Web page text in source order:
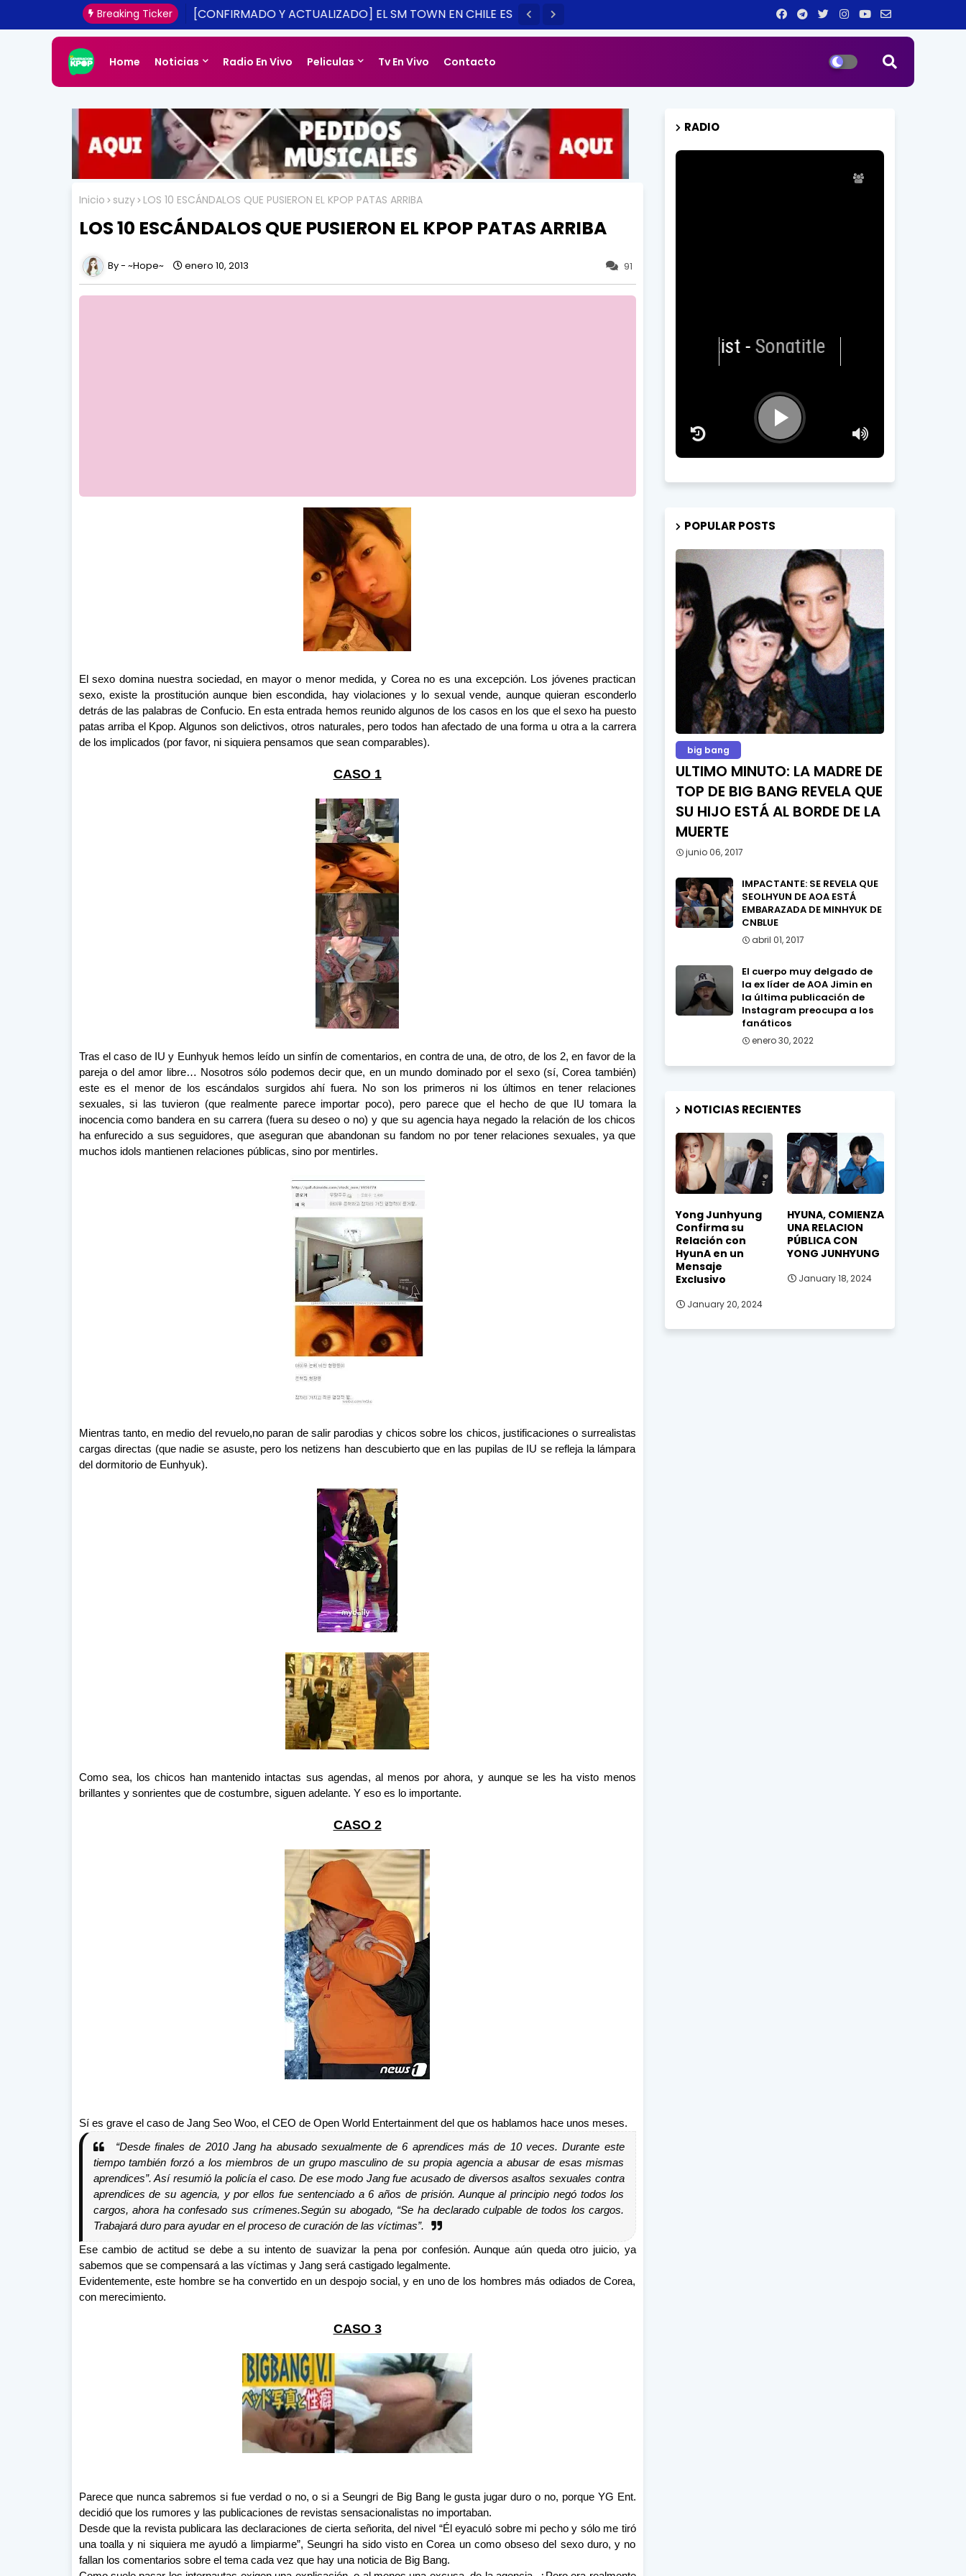
Breaking Ticker
[CONFIRMADO Y ACTUALIZADO] EL SM TOWN EN CHILE ES
UNA REALIDAD ESTE 2014
Home Noticias Radio En Vivo Peliculas Tv En Vivo Contacto
Inicio suzy LOS 10 ESCÁNDALOS QUE PUSIERON EL KPOP PATAS ARRIBA
LOS 10 ESCÁNDALOS QUE PUSIERON EL KPOP PATAS ARRIBA
91
~Hope~ enero 10, 2013
El sexo domina nuestra sociedad, en mayor o menor medida, y Corea no es una excepción. Los jóvenes practican
sexo, existe la prostitución aunque bien escondida, hay violaciones y lo sexual vende, aunque quieran esconderlo
detrás de las palabras de Confucio. En esta entrada hemos reunido algunos de los casos en los que el sexo ha puesto
patas arriba el Kpop. Algunos son delictivos, otros naturales, pero todos han afectado de una forma u otra a la carrera
de los implicados (por favor, ni siquiera pensamos que sean comparables).
CASO 1
Tras el caso de IU y Eunhyuk hemos leído un sinfín de comentarios, en contra de una, de otro, de los 2, en favor de la
pareja o del amor libre… Nosotros sólo podemos decir que, en un mundo dominado por el sexo (sí, Corea también)
este es el menor de los escándalos surgidos ahí fuera. No son los primeros ni los últimos en tener relaciones
sexuales, si las tuvieron (que realmente parece importar poco), pero parece que el hecho de que IU tomara la
inocencia como bandera en su carrera (fuera su deseo o no) y que su agencia haya negado la relación de los chicos
ha enfurecido a sus seguidores, que aseguran que abandonan su fandom no por tener relaciones sexuales, ya que
muchos idols mantienen relaciones públicas, sino por mentirles.
Mientras tanto, en medio del revuelo,no paran de salir parodias y chicos sobre los chicos, justificaciones o surrealistas
cargas directas (que nadie se asuste, pero los netizens han descubierto que en las pupilas de IU se refleja la lámpara
del dormitorio de Eunhyuk).
Como sea, los chicos han mantenido intactas sus agendas, al menos por ahora, y aunque se les ha visto menos
brillantes y sonrientes que de costumbre, siguen adelante. Y eso es lo importante.
CASO 2
Sí es grave el caso de Jang Seo Woo, el CEO de Open World Entertainment del que os hablamos hace unos meses.
“Desde finales de 2010 Jang ha abusado sexualmente de 6 aprendices más de 10 veces. Durante este
tiempo también forzó a los miembros de un grupo masculino de su propia agencia a abusar de esas mismas
aprendices”. Así resumió la policía el caso. De ese modo Jang fue acusado de diversos asaltos sexuales contra
aprendices de su agencia, y por ellos fue sentenciado a 6 años de prisión. Aunque al principio negó todos los
cargos, ahora ha confesado sus crímenes.Según su abogado, “Se ha declarado culpable de todos los cargos.
Trabajará duro para ayudar en el proceso de curación de las víctimas”.
Ese cambio de actitud se debe a su intento de suavizar la pena por confesión. Aunque aún queda otro juicio, ya
sabemos que se compensará a las víctimas y Jang será castigado legalmente.
Evidentemente, este hombre se ha convertido en un despojo social, y en uno de los hombres más odiados de Corea,
con merecimiento.
CASO 3
Parece que nunca sabremos si fue verdad o no, o si a Seungri de Big Bang le gusta jugar duro o no, porque YG Ent.
decidió que los rumores y las publicaciones de revistas sensacionalistas no importaban.
Desde que la revista publicara las declaraciones de cierta señorita, del nivel “Él eyaculó sobre mi pecho y sólo me tiró
una toalla y ni siquiera me ayudó a limpiarme”, Seungri ha sido visto en Corea un como obseso del sexo duro, y no
fallan los comentarios sobre el tema cada vez que hay una noticia de Big Bang.
RADIO
-Songtitle
POPULAR POSTS
big bang
ULTIMO MINUTO: LA MADRE DE
TOP DE BIG BANG REVELA QUE
SU HIJO ESTÁ AL BORDE DE LA
MUERTE
junio 06, 2017
IMPACTANTE: SE REVELA QUE
SEOLHYUN DE AOA ESTÁ
EMBARAZADA DE MINHYUK DE
CNBLUE
abril 01, 2017
El cuerpo muy delgado de
la ex líder de AOA Jimin en
la última publicación de
Instagram preocupa a los
fanáticos
enero 30, 2022
NOTICIAS RECIENTES
Yong Junhyung
Confirma su
Relación con
HyunA en un
Mensaje
Exclusivo
January 20, 2024
HYUNA, COMIENZA
UNA RELACION
PÚBLICA CON
YONG JUNHYUNG
January 18, 2024